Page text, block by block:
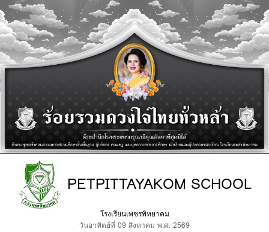
PETPITTAYAKOM SCHOOL
โรงเรียนเพชรพิทยาคม
วันอาทิตย์ที่ 09 สิงหาคม พ.ศ. 2569